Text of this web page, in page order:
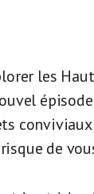
les
épisode
de